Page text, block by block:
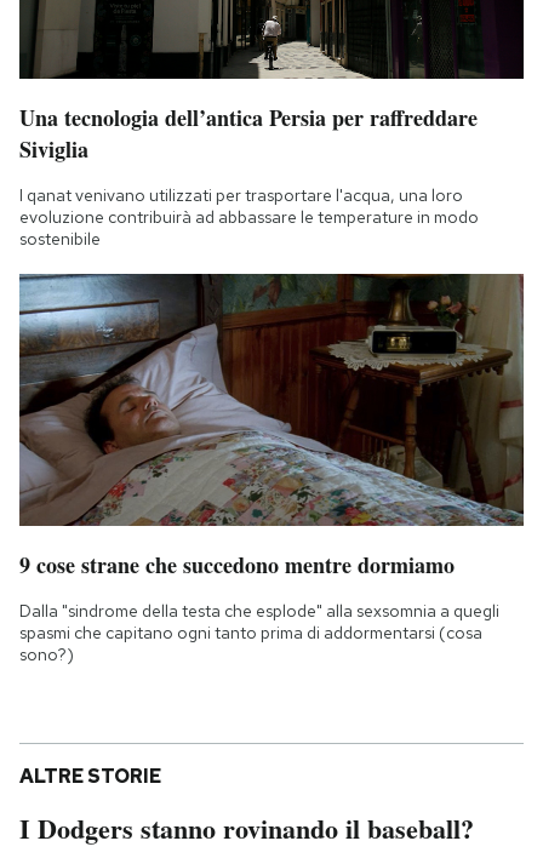
Una tecnologia dell’antica Persia per raffreddare
Siviglia
I qanat venivano utilizzati per trasportare l'acqua, una loro
evoluzione contribuirà ad abbassare le temperature in modo
sostenibile
9 cose strane che succedono mentre dormiamo
Dalla "sindrome della testa che esplode" alla sexsomnia a quegli
spasmi che capitano ogni tanto prima di addormentarsi (cosa
sono?)
ALTRE STORIE
I Dodgers stanno rovinando il baseball?